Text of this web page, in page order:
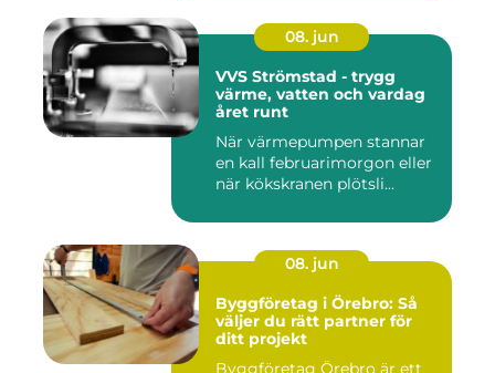
08. jun
VVS Strömstad - trygg
värme, vatten och vardag
året runt
När värmepumpen stannar
en kall februarimorgon eller
när kökskranen plötsli...
08. jun
Byggföretag i Örebro: Så
väljer du rätt partner för
ditt projekt
Byggföretag Örebro är ett